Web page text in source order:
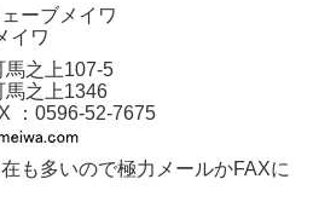
ーブメイワ
イワ
馬之上107-5
馬之上1346
：0596‐52‐7675
も多いので極力メールかFAXに